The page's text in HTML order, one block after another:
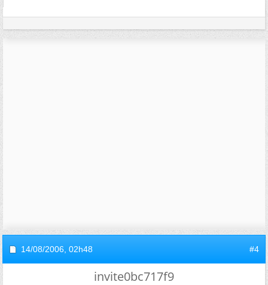
14/08/2006, 02h48 #4
invite0bc717f9